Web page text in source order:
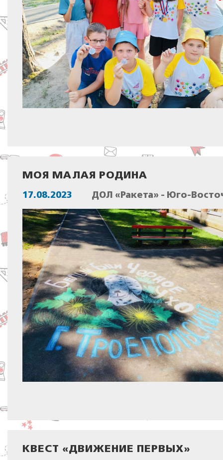
МОЯ МАЛАЯ РОДИНА
17.08.2023 ДОЛ «Ракета» - Юго-
КВЕСТ «ДВИЖЕНИЕ ПЕРВЫХ»